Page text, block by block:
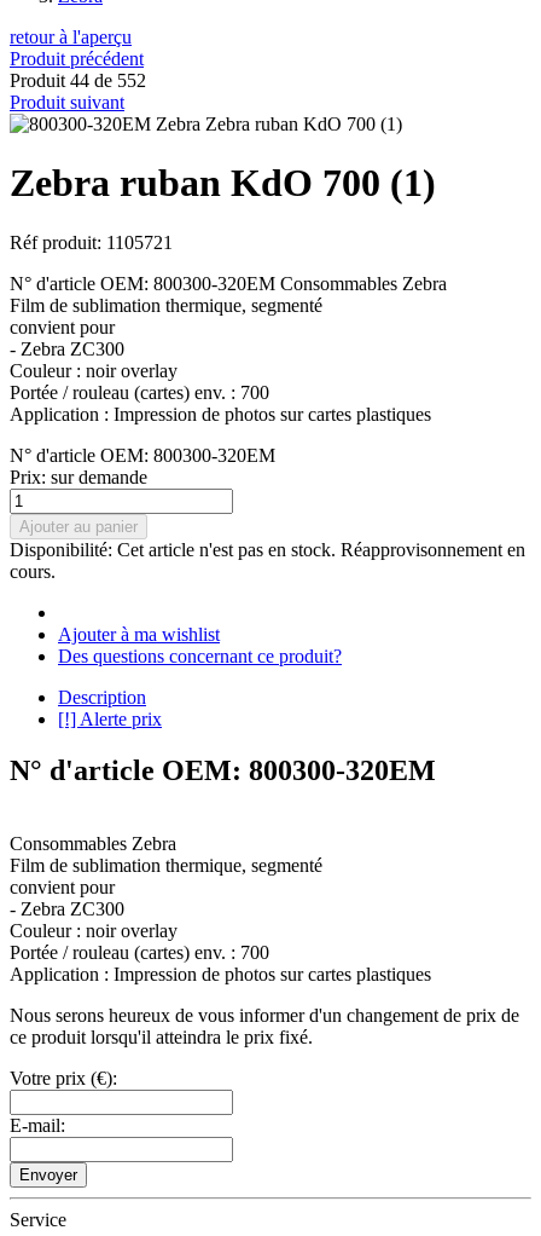
retour à l'aperçu
Produit précédent
Produit 44 de 552
Produit suivant
Zebra ruban KdO 700 (1)
Réf produit: 1105721
N° d'article OEM: 800300-320EM Consommables Zebra
Film de sublimation thermique, segmenté
convient pour
- Zebra ZC300
Couleur : noir overlay
Portée / rouleau (cartes) env. : 700
Application : Impression de photos sur cartes plastiques
N° d'article OEM: 800300-320EM
Prix: sur demande
Ajouter au panier
Disponibilité: Cet article n'est pas en stock. Réapprovisonnement en
cours.
Ajouter à ma wishlist
Des questions concernant ce produit?
Description
[!] Alerte prix
N° d'article OEM: 800300-320EM
Consommables Zebra
Film de sublimation thermique, segmenté
convient pour
- Zebra ZC300
Couleur : noir overlay
Portée / rouleau (cartes) env. : 700
Application : Impression de photos sur cartes plastiques
Nous serons heureux de vous informer d'un changement de prix de
ce produit lorsqu'il atteindra le prix fixé.
Votre prix (€):
E-mail:
Envoyer
Service